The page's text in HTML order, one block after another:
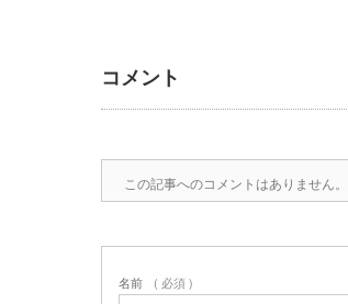
コメント
この記事へのコメントはありません。
名前 ( 必須 )